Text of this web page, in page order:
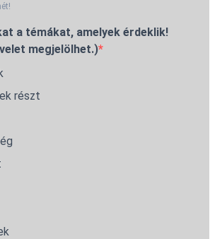
a témákat, amelyek érdeklik!
megjelölhet.)
részt